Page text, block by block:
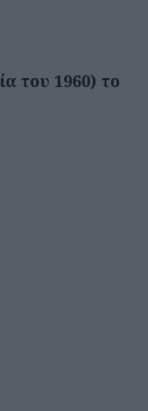
του 1960) το